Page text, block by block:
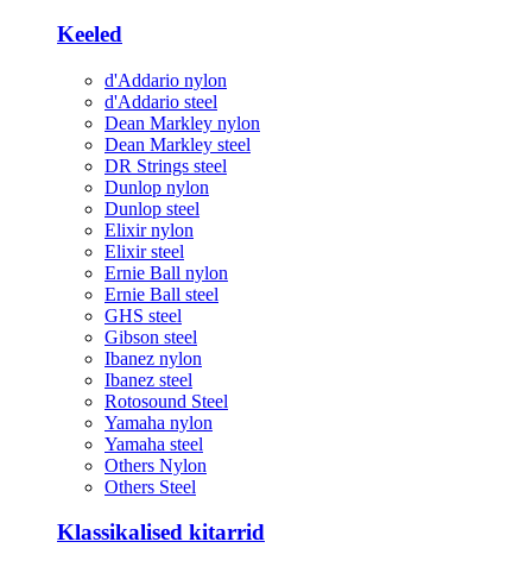
Keeled
d'Addario nylon
d'Addario steel
Dean Markley nylon
Dean Markley steel
DR Strings steel
Dunlop nylon
Dunlop steel
Elixir nylon
Elixir steel
Ernie Ball nylon
Ernie Ball steel
GHS steel
Gibson steel
Ibanez nylon
Ibanez steel
Rotosound Steel
Yamaha nylon
Yamaha steel
Others Nylon
Others Steel
Klassikalised kitarrid